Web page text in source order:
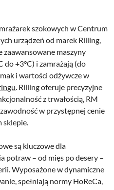
szokowych w Centrum
urządzeń od marek Rilling,
zaawansowane maszyny
do +3°C) i zamrażają (do
i wartości odżywcze w
. Rilling oferuje precyzyjne
z trwałością, RM
w przystępnej cenie
sklepie.
są kluczowe dla
potraw – od mięs po desery –
Wyposażone w dynamiczne
spełniają normy HoReCa,